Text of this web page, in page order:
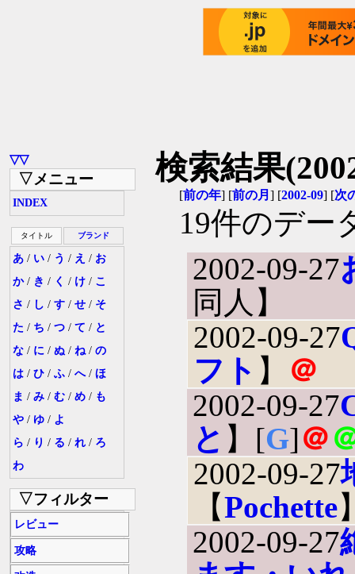
▽▽
▽メニュー
INDEX
タイトル ブランド
あ / い / う / え / お
か/ き / く / け / こ
さ / し / す / せ / そ
た / ち / つ / て / と
な / に / ぬ / ね/ の
は / ひ / ふ / へ/ ほ
ま / み / む / め / も
や / ゆ / よ
ら / り / る / れ / ろ
わ
▽フィルター
レビュー
攻略
検索結果
[前の年] [前の月 ] [2002-09] [次
19件のデー
2002-09-27
同人】
2002-09-27
フト 】
＠
2002-09-27
と 】[G]＠
2002-09-27
【Pochette
2002-09-27